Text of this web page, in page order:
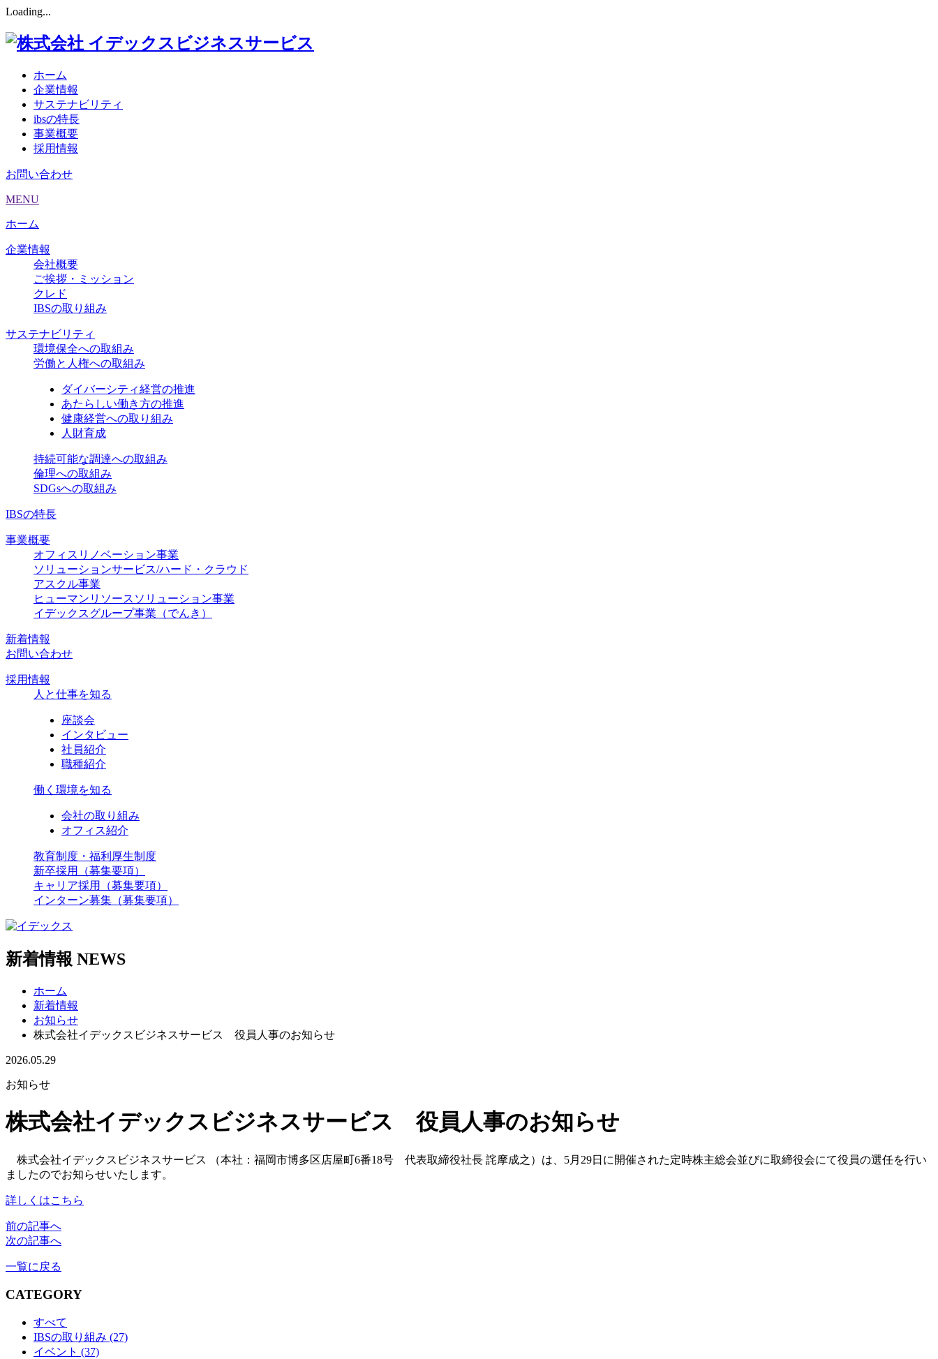
Loading...
ホーム
企業情報
サステナビリティ
ibsの特長
事業概要
採用情報
お問い合わせ
MENU
ホーム
企業情報
会社概要
ご挨拶・ミッション
クレド
IBSの取り組み
サステナビリティ
環境保全への取組み
労働と人権への取組み
ダイバーシティ経営の推進
あたらしい働き方の推進
健康経営への取り組み
人財育成
持続可能な調達への取組み
倫理への取組み
SDGsへの取組み
IBSの特長
事業概要
オフィスリノベーション事業
ソリューションサービス/ハード・クラウド
アスクル事業
ヒューマンリソースソリューション事業
イデックスグループ事業（でんき）
新着情報
お問い合わせ
採用情報
人と仕事を知る
座談会
インタビュー
社員紹介
職種紹介
働く環境を知る
会社の取り組み
オフィス紹介
教育制度・福利厚生制度
新卒採用（募集要項）
キャリア採用（募集要項）
インターン募集（募集要項）
新着情報 NEWS
ホーム
新着情報
お知らせ
株式会社イデックスビジネスサービス 役員人事のお知らせ
2026.05.29
お知らせ
株式会社イデックスビジネスサービス 役員人事のお知らせ
株式会社イデックスビジネスサービス （本社：福岡市博多区店屋町6番18号 代表取締役社長 詫摩成之）は、5月29日に開催された定時株主総会並びに取締役会にて役員の選任を行い
ましたのでお知らせいたします。
詳しくはこちら
前の記事へ
次の記事へ
一覧に戻る
CATEGORY
すべて
IBSの取り組み (27)
イベント (37)